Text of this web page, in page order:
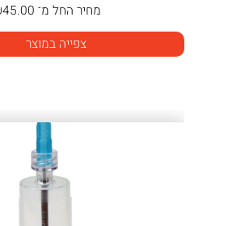
מחיר החל מ־ 45.00
צפייה במוצר